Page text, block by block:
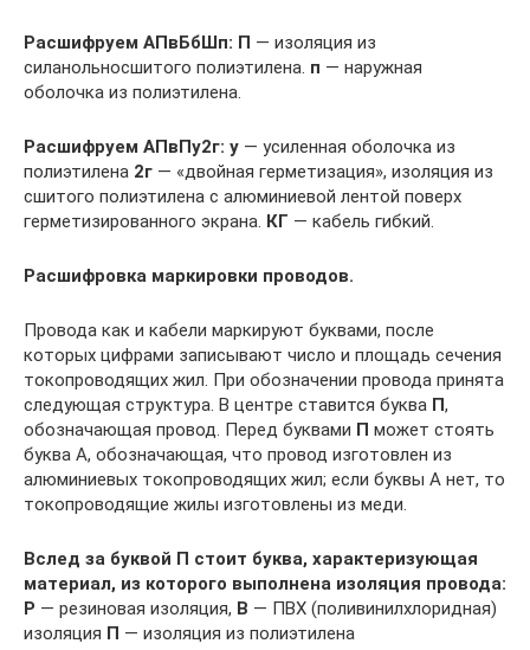
Расшифруем АПвБбШп: П — изоляция из
силанольносшитого полиэтилена. п — наружная
оболочка из полиэтилена.
Расшифруем АПвПу2г: у — усиленная оболочка из
полиэтилена 2г — «двойная герметизация», изоляция из
сшитого полиэтилена с алюминиевой лентой поверх
герметизированного экрана. КГ — кабель гибкий.
Расшифровка маркировки проводов.
Провода как и кабели маркируют буквами, после
которых цифрами записывают число и площадь сечения
токопроводящих жил. При обозначении провода принята
следующая структура. В центре ставится буква П,
обозначающая провод. Перед буквами П может стоять
буква А, обозначающая, что провод изготовлен из
алюминиевых токопроводящих жил; если буквы А нет, то
токопроводящие жилы изготовлены из меди.
Вслед за буквой П стоит буква, характеризующая
материал, из которого выполнена изоляция провода:
Р — резиновая изоляция, В — ПВХ (поливинилхлоридная)
изоляция П — изоляция из полиэтилена